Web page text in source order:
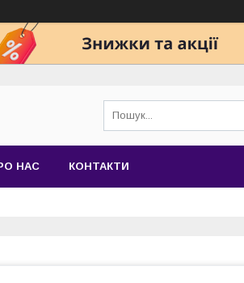
НАС КОНТАКТИ